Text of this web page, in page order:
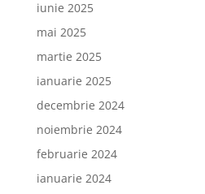
iunie 2025
mai 2025
martie 2025
ianuarie 2025
decembrie 2024
noiembrie 2024
februarie 2024
ianuarie 2024